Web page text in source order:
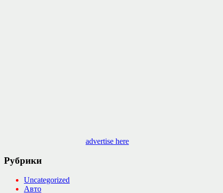
advertise here
Рубрики
Uncategorized
Авто